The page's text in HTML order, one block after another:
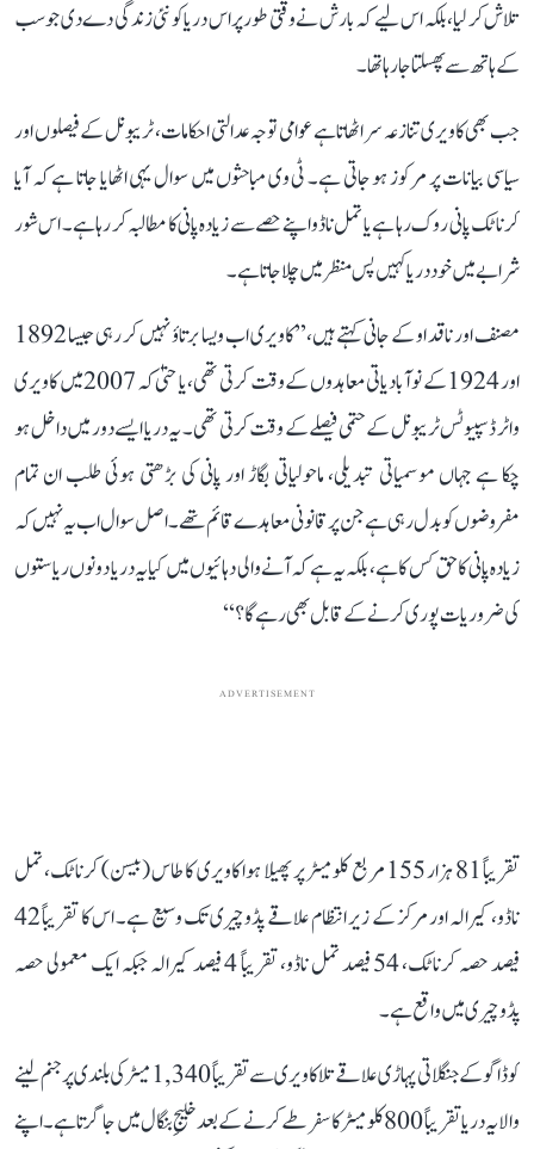
تلاش کر لیا، بلکہ اس لیے کہ بارش نے وقتی طور پر اس دریا کو نئی زندگی دے دی جو سب
کے ہاتھ سے پھسلتا جا رہا تھا۔
جب بھی کاویری تنازعہ سر اٹھاتا ہے عوامی توجہ عدالتی احکامات، ٹریبونل کے فیصلوں اور
سیاسی بیانات پر مرکوز ہو جاتی ہے۔ ٹی وی مباحثوں میں سوال یہی اٹھایا جاتا ہے کہ آیا
کرناٹک پانی روک رہا ہے یا تمل ناڈو اپنے حصے سے زیادہ پانی کا مطالبہ کر رہا ہے۔ اس شور
شرابے میں خود دریا کہیں پس منظر میں چلا جاتا ہے۔
مصنف اور ناقد او کے جانی کہتے ہیں، ’’کاویری اب ویسا برتاؤ نہیں کر رہی جیسا 1892
اور 1924 کے نوآبادیاتی معاہدوں کے وقت کرتی تھی، یا حتیٰ کہ 2007 میں کاویری
واٹر ڈسپیوٹس ٹریبونل کے حتمی فیصلے کے وقت کرتی تھی۔ یہ دریا ایسے دور میں داخل ہو
چکا ہے جہاں موسمیاتی تبدیلی، ماحولیاتی بگاڑ اور پانی کی بڑھتی ہوئی طلب ان تمام
مفروضوں کو بدل رہی ہے جن پر قانونی معاہدے قائم تھے۔ اصل سوال اب یہ نہیں کہ
زیادہ پانی کا حق کس کا ہے، بلکہ یہ ہے کہ آنے والی دہائیوں میں کیا یہ دریا دونوں ریاستوں
کی ضروریات پوری کرنے کے قابل بھی رہے گا؟‘‘
ADVERTISEMENT
تقریباً 81 ہزار 155 مربع کلومیٹر پر پھیلا ہوا کاویری کا طاس (بیسن) کرناٹک، تمل
ناڈو، کیرالہ اور مرکز کے زیر انتظام علاقے پڈوچیری تک وسیع ہے۔ اس کا تقریباً 42
فیصد حصہ کرناٹک، 54 فیصد تمل ناڈو، تقریباً 4 فیصد کیرالہ جبکہ ایک معمولی حصہ
پڈوچیری میں واقع ہے۔
کوڈاگو کے جنگلاتی پہاڑی علاقے تلاکاویری سے تقریباً 1,340 میٹر کی بلندی پر جنم لینے
والا یہ دریا تقریباً 800 کلومیٹر کا سفر طے کرنے کے بعد خلیجِ بنگال میں جا گرتا ہے۔ اپنے